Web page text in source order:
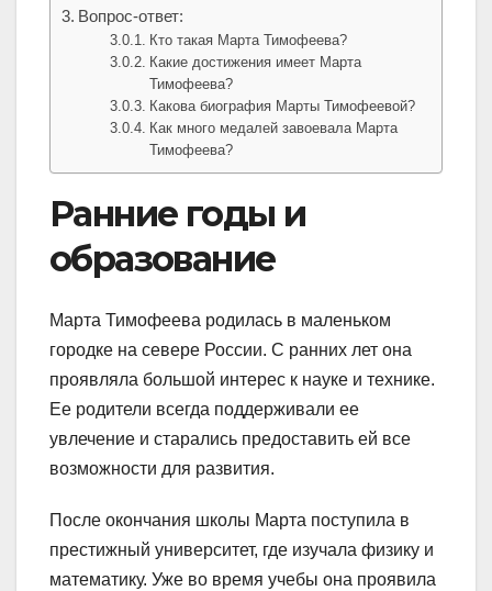
Вопрос-ответ:
Кто такая Марта Тимофеева?
Какие достижения имеет Марта
Тимофеева?
Какова биография Марты Тимофеевой?
Как много медалей завоевала Марта
Тимофеева?
Ранние годы и
образование
Марта Тимофеева родилась в маленьком
городке на севере России. С ранних лет она
проявляла большой интерес к науке и технике.
Ее родители всегда поддерживали ее
увлечение и старались предоставить ей все
возможности для развития.
После окончания школы Марта поступила в
престижный университет, где изучала физику и
математику. Уже во время учебы она проявила